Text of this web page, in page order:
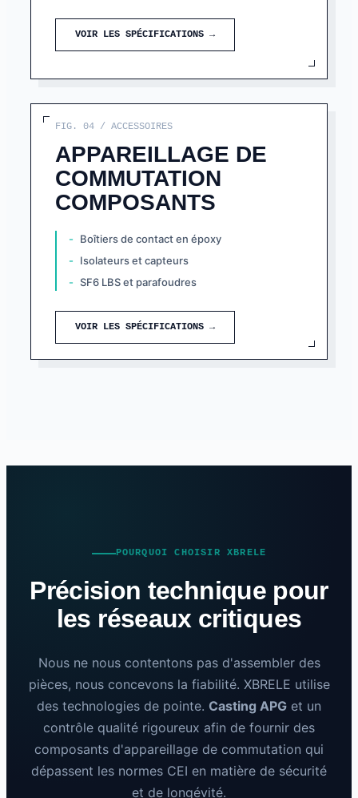
VOIR LES SPÉCIFICATIONS →
FIG. 04 / ACCESSOIRES
APPAREILLAGE DE
COMMUTATION
COMPOSANTS
Boîtiers de contact en époxy
Isolateurs et capteurs
SF6 LBS et parafoudres
VOIR LES SPÉCIFICATIONS →
POURQUOI CHOISIR XBRELE
Précision technique pour
les réseaux critiques
Nous ne nous contentons pas d'assembler des
pièces, nous concevons la fiabilité. XBRELE utilise
des technologies de pointe. Casting APG et un
contrôle qualité rigoureux afin de fournir des
composants d'appareillage de commutation qui
dépassent les normes CEI en matière de sécurité
et de longévité.